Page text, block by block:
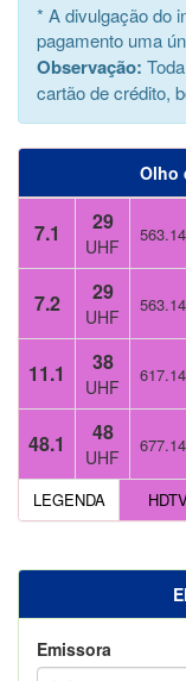
* A divulgação do
pagamento uma
Observação:
cartão de crédito,
Olho
7.1 29
UHF
7.2 29
UHF
11.1 38
UHF
48.1 48
UHF
LEGENDA
Emissora